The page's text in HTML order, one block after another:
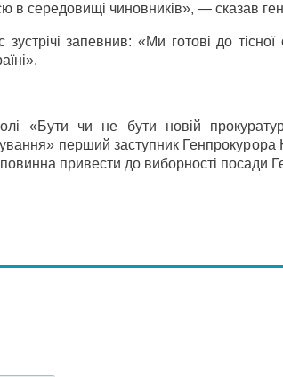
в середовищі чиновників», — сказав
запевнив: «Ми готові до тісної
«Бути чи не бути новій
перший заступник
привести до виборності посади